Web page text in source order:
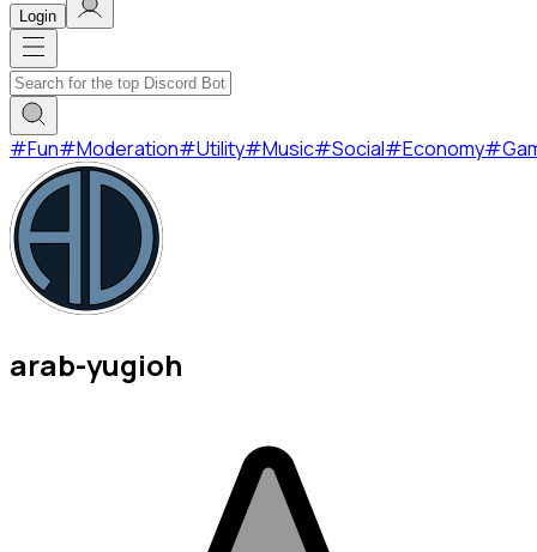
Login
#Fun#Moderation#Utility#Music#Social#Economy#
arab-yugioh